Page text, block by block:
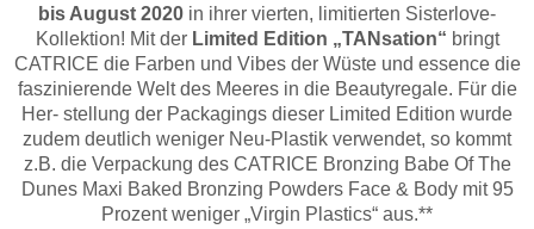
bis August 2020 in ihrer vierten, limitierten Sisterlove-
Kollektion! Mit der Limited Edition „TANsation“ bringt
CATRICE die Farben und Vibes der Wüste und essence die
faszinierende Welt des Meeres in die Beautyregale. Für die
Her- stellung der Packagings dieser Limited Edition wurde
zudem deutlich weniger Neu-Plastik verwendet, so kommt
z.B. die Verpackung des CATRICE Bronzing Babe Of The
Dunes Maxi Baked Bronzing Powders Face & Body mit 95
Prozent weniger „Virgin Plastics“ aus.**